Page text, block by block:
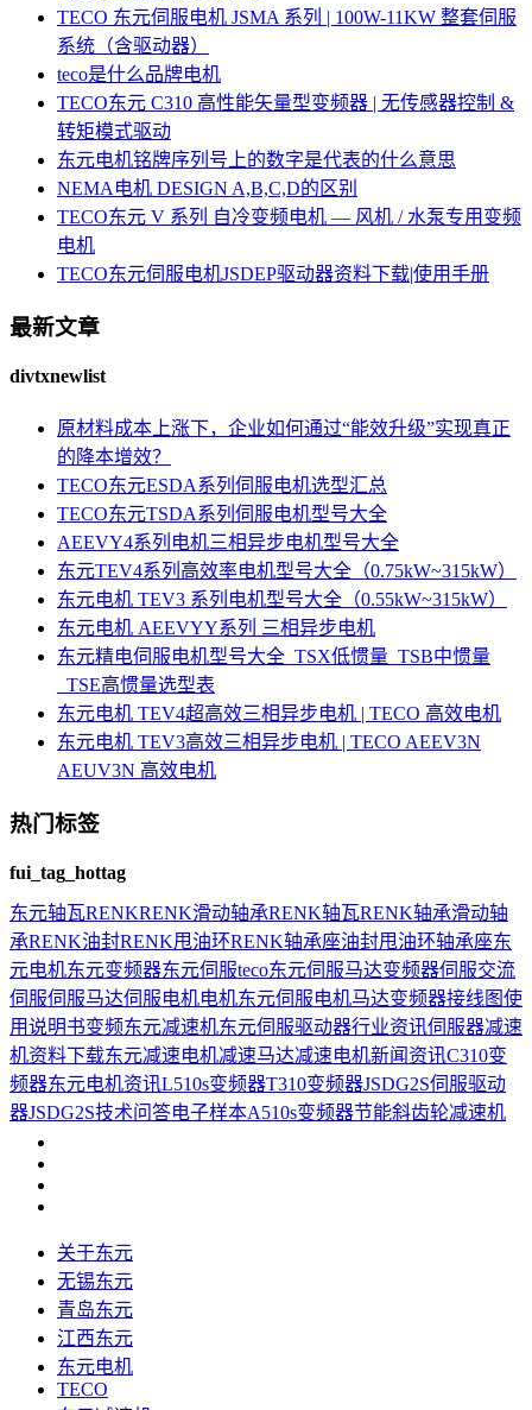
TECO 东元伺服电机 JSMA 系列 | 100W-11KW 整套伺服
系统（含驱动器）
teco是什么品牌电机
TECO东元 C310 高性能矢量型变频器 | 无传感器控制 &
转矩模式驱动
东元电机铭牌序列号上的数字是代表的什么意思
NEMA电机 DESIGN A,B,C,D的区别
TECO东元 V 系列 自冷变频电机 — 风机 / 水泵专用变频
电机
TECO东元伺服电机JSDEP驱动器资料下载|使用手册
最新文章
divtxnewlist
原材料成本上涨下，企业如何通过“能效升级”实现真正
的降本增效？
TECO东元ESDA系列伺服电机选型汇总
TECO东元TSDA系列伺服电机型号大全
AEEVY4系列电机三相异步电机型号大全
东元TEV4系列高效率电机型号大全（0.75kW~315kW）
东元电机 TEV3 系列电机型号大全（0.55kW~315kW）
东元电机 AEEVYY系列 三相异步电机
东元精电伺服电机型号大全_TSX低惯量_TSB中惯量
_TSE高惯量选型表
东元电机 TEV4超高效三相异步电机 | TECO 高效电机
东元电机 TEV3高效三相异步电机 | TECO AEEV3N
AEUV3N 高效电机
热门标签
fui_tag_hottag
东元轴瓦RENKRENK滑动轴承RENK轴瓦RENK轴承滑动轴
承RENK油封RENK甩油环RENK轴承座油封甩油环轴承座东
元电机东元变频器东元伺服teco东元伺服马达变频器伺服交流
伺服伺服马达伺服电机电机东元伺服电机马达变频器接线图使
用说明书变频东元减速机东元伺服驱动器行业资讯伺服器减速
机资料下载东元减速电机减速马达减速电机新闻资讯C310变
频器东元电机资讯L510s变频器T310变频器JSDG2S伺服驱动
器JSDG2S技术问答电子样本A510s变频器节能斜齿轮减速机
关于东元
无锡东元
青岛东元
江西东元
东元电机
TECO